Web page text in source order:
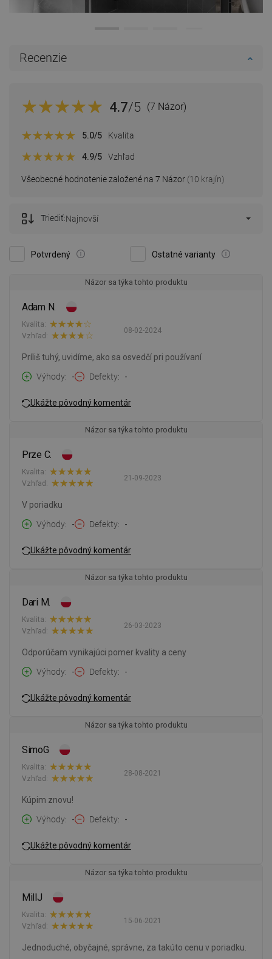
Recenzie
4.7/5 (7 Názor)
Všeobecné hodnotenie založené na 7 Názor (10 krajín)
5.0/5 Kvalita
4.9/5 Vzhľad
Potvrdený Ostatné varianty
Triediť:Najnovší
Názor sa týka tohto produktu
Adam N.
08-02-2024
Kvalita:
Vzhľad:
Príliš tuhý, uvidíme, ako sa osvedčí pri používaní
Výhody
- Defekty -
Ukážte pôvodný komentár
Názor sa týka tohto produktu
Prze C.
21-09-2023
Kvalita:
Vzhľad:
V poriadku
Výhody
- Defekty -
Ukážte pôvodný komentár
Názor sa týka tohto produktu
Dari M.
26-03-2023
Kvalita:
Vzhľad:
Odporúčam vynikajúci pomer kvality a ceny
Výhody
- Defekty -
Ukážte pôvodný komentár
Názor sa týka tohto produktu
SimoG
28-08-2021
Kvalita:
Vzhľad:
Kúpim znovu!
Výhody
- Defekty -
Ukážte pôvodný komentár
Názor sa týka tohto produktu
MillJ
15-06-2021
Kvalita:
Vzhľad:
Jednoduché, obyčajné, správne, za takúto cenu v poriadku.